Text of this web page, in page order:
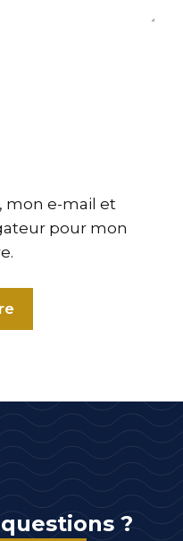
mon e-mail et
pour mon
?